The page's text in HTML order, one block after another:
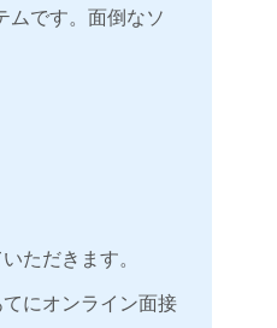
ムです。面倒なソ
ただきます。
にオンライン面接